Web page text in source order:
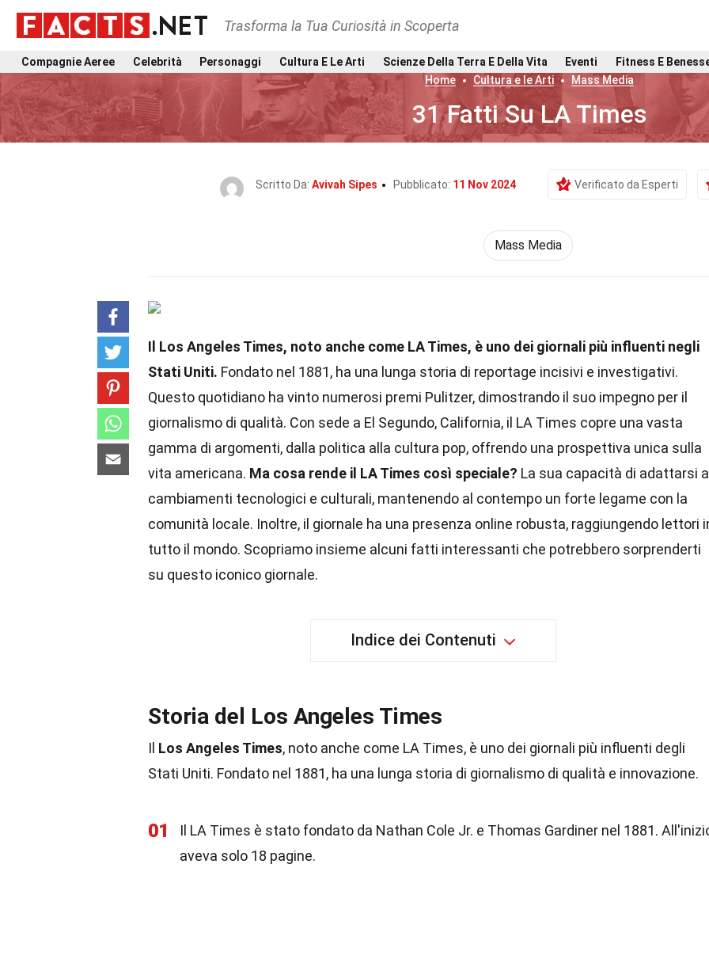
Trasforma la Tua Curiosità in Scoperta
Compagnie Aeree Celebrità Personaggi Cultura E Le Arti Scienze Della Terra E Della Vita Eventi
Fitness E
Home
Cultura e le Arti Mass Media
31 Fatti Su LA Times
Scritto Da: Avivah Sipes Pubblicato: 11 Nov 2024 Verificato da Esperti
Mass Media
Il Los Angeles Times, noto anche come LA Times, è uno dei giornali più influenti negli
Stati Uniti. Fondato nel 1881, ha una lunga storia di reportage incisivi e investigativi.
Questo quotidiano ha vinto numerosi premi Pulitzer, dimostrando il suo impegno per il
giornalismo di qualità. Con sede a El Segundo, California, il LA Times copre una vasta
gamma di argomenti, dalla politica alla cultura pop, offrendo una prospettiva unica sulla
vita americana. Ma cosa rende il LA Times così speciale? La sua capacità di adattarsi
cambiamenti tecnologici e culturali, mantenendo al contempo un forte legame con la
comunità locale. Inoltre, il giornale ha una presenza online robusta, raggiungendo lettori
tutto il mondo. Scopriamo insieme alcuni fatti interessanti che potrebbero sorprenderti
su questo iconico giornale.
Indice dei Contenuti
Storia del Los Angeles Times
Il Los Angeles Times, noto anche come LA Times, è uno dei giornali più influenti degli
Stati Uniti. Fondato nel 1881, ha una lunga storia di giornalismo di qualità e innovazione.
01
Il LA Times è stato fondato da Nathan Cole Jr. e Thomas Gardiner nel 1881.
aveva solo 18 pagine.